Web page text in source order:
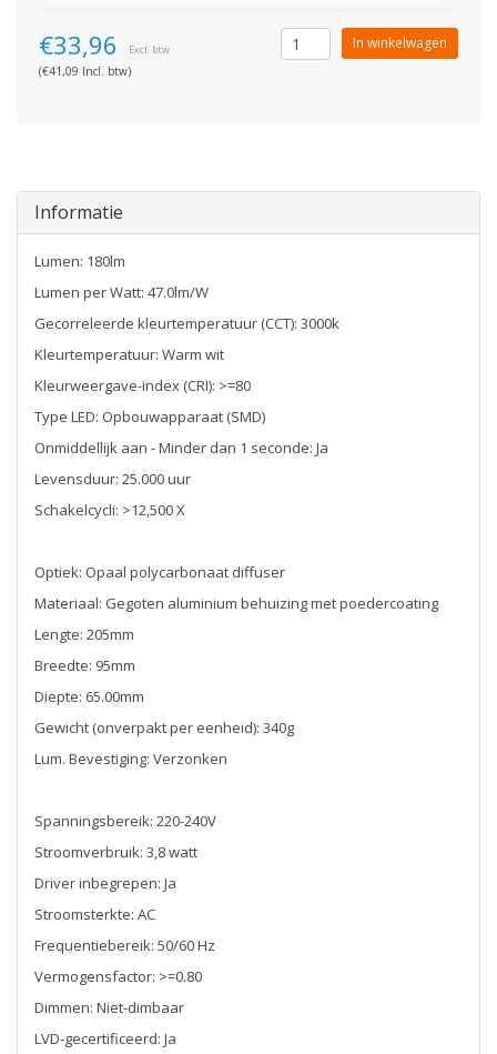
€33,96 Excl. btw
(€41,09 Incl. btw)
In winkelwagen
Informatie
Lumen: 180lm
Lumen per Watt: 47.0lm/W
Gecorreleerde kleurtemperatuur (CCT): 3000k
Kleurtemperatuur: Warm wit
Kleurweergave-index (CRI): >=80
Type LED: Opbouwapparaat (SMD)
Onmiddellijk aan - Minder dan 1 seconde: Ja
Levensduur: 25.000 uur
Schakelcycli: >12,500 X
Optiek: Opaal polycarbonaat diffuser
Materiaal: Gegoten aluminium behuizing met poedercoating
Lengte: 205mm
Breedte: 95mm
Diepte: 65.00mm
Gewicht (onverpakt per eenheid): 340g
Lum. Bevestiging: Verzonken
Spanningsbereik: 220-240V
Stroomverbruik: 3,8 watt
Driver inbegrepen: Ja
Stroomsterkte: AC
Frequentiebereik: 50/60 Hz
Vermogensfactor: >=0.80
Dimmen: Niet-dimbaar
LVD-gecertificeerd: Ja